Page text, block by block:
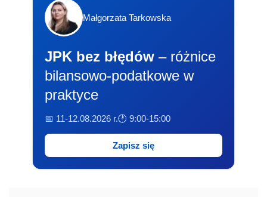
Małgorzata Tarkowska
JPK bez błędów – różnice
bilansowo-podatkowe w
praktyce
📅 11-12.08.2026 r.🕐 9:00-15:00
Zapisz się